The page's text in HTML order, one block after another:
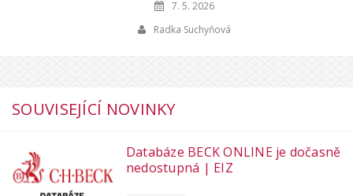
7. 5. 2026
Radka Suchyňová
SOUVISEJÍCÍ NOVINKY
Databáze BECK ONLINE je dočasně
nedostupná | EIZ